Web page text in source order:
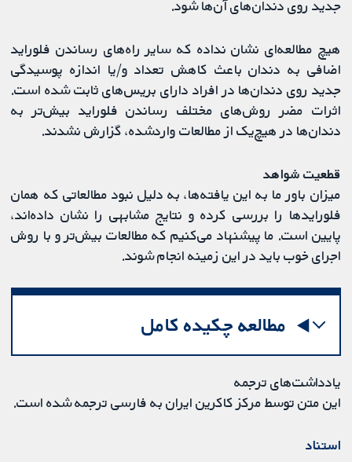
جدید روی دندان‌های آن‌ها شود.
هیچ مطالعه‌ای نشان نداده که سایر راه‌های رساندن فلوراید
اضافی به دندان باعث کاهش تعداد و/یا اندازه پوسیدگی
جدید روی دندان‌ها در افراد دارای بریس‌های ثابت شده است.
اثرات مضر روش‌های مختلف رساندن فلوراید بیش‌تر به
دندان‌ها در هیچ‌یک از مطالعات واردشده، گزارش نشدند.
قطعیت شواهد
میزان باور ما به این یافته‌ها، به دلیل نبود مطالعاتی که همان
فلورایدها را بررسی کرده‌ و نتایج مشابهی را نشان داده‌اند،
پایین است. ما پیشنهاد می‌کنیم که مطالعات بیش‌تر و با روش
اجرای خوب باید در این زمینه انجام شوند.
مطالعه چکیده کامل
یادداشت‌های ترجمه
این متن توسط مرکز کاکرین ایران به فارسی ترجمه شده است.
استناد